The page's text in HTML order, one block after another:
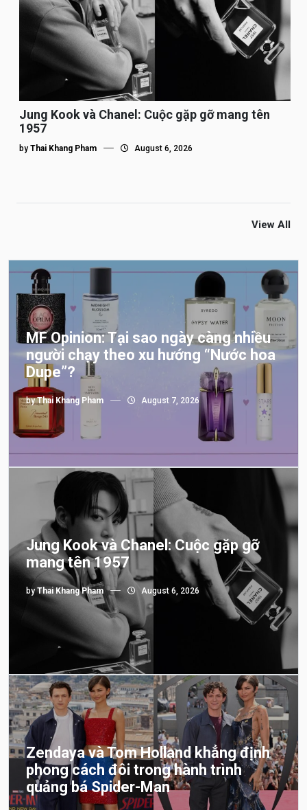
Jung Kook và Chanel: Cuộc gặp gỡ mang tên
1957
by Thai Khang Pham August 6, 2026
View All
MF Opinion: Tại sao ngày càng nhiều
người chạy theo xu hướng “Nước hoa
Dupe”?
byThai Khang Pham August 7, 2026
Jung Kook và Chanel: Cuộc gặp gỡ
mang tên 1957
byThai Khang Pham August 6, 2026
Zendaya và Tom Holland khẳng định
phong cách đôi trong hành trình
quảng bá Spider-Man